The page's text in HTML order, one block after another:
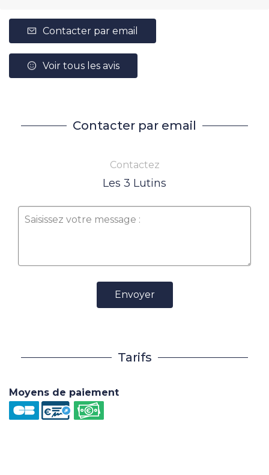
Contacter par email
Voir tous les avis
Contacter par email
Contactez
Les 3 Lutins
Envoyer
Tarifs
Moyens de paiement